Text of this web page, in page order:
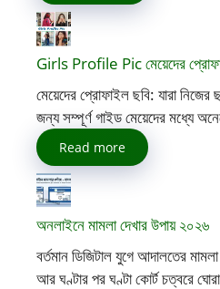
Girls Profile Pic মেয়েদের
মেয়েদের প্রোফাইল ছবি: যারা নিজের
জন্য সম্পূর্ণ গাইড মেয়েদের মধ্যে
Read more
অনলাইনে মামলা দেখার উপায় ২০২৬
বর্তমান ডিজিটাল যুগে আদালতের
আর ঘণ্টার পর ঘণ্টা কোর্ট চত্বরে